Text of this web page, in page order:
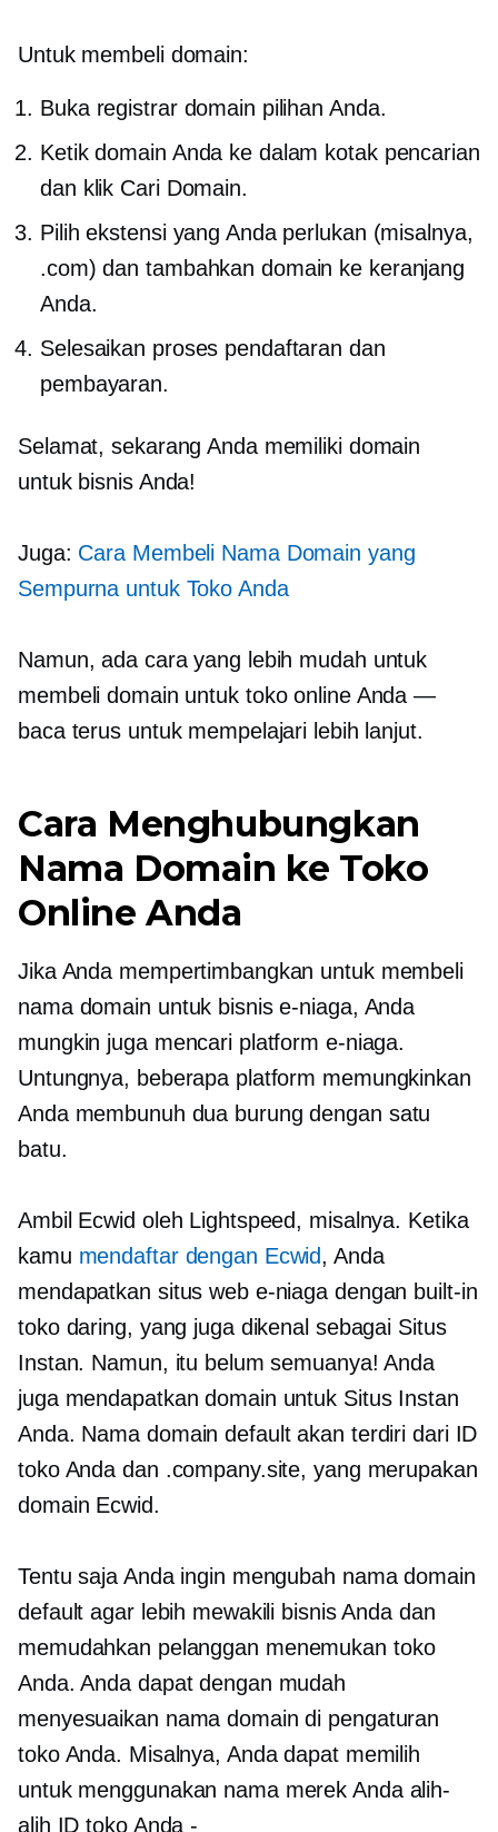
Untuk membeli domain:
Buka registrar domain pilihan Anda.
Ketik domain Anda ke dalam kotak pencarian
dan klik Cari Domain.
Pilih ekstensi yang Anda perlukan (misalnya,
.com) dan tambahkan domain ke keranjang
Anda.
Selesaikan proses pendaftaran dan
pembayaran.
Selamat, sekarang Anda memiliki domain
untuk bisnis Anda!
Juga: Cara Membeli Nama Domain yang
Sempurna untuk Toko Anda
Namun, ada cara yang lebih mudah untuk
membeli domain untuk toko online Anda —
baca terus untuk mempelajari lebih lanjut.
Cara Menghubungkan
Nama Domain ke Toko
Online Anda
Jika Anda mempertimbangkan untuk membeli
nama domain untuk bisnis e-niaga, Anda
mungkin juga mencari platform e-niaga.
Untungnya, beberapa platform memungkinkan
Anda membunuh dua burung dengan satu
batu.
Ambil Ecwid oleh Lightspeed, misalnya. Ketika
kamu mendaftar dengan Ecwid, Anda
mendapatkan situs web e-niaga dengan built-in
toko daring, yang juga dikenal sebagai Situs
Instan. Namun, itu belum semuanya! Anda
juga mendapatkan domain untuk Situs Instan
Anda. Nama domain default akan terdiri dari ID
toko Anda dan .company.site, yang merupakan
domain Ecwid.
Tentu saja Anda ingin mengubah nama domain
default agar lebih mewakili bisnis Anda dan
memudahkan pelanggan menemukan toko
Anda. Anda dapat dengan mudah
menyesuaikan nama domain di pengaturan
toko Anda. Misalnya, Anda dapat memilih
untuk menggunakan nama merek Anda alih-
alih ID toko Anda-